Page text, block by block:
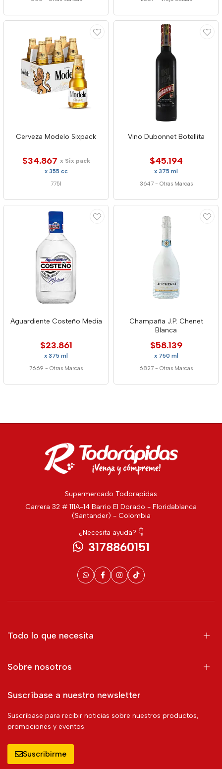
Cerveza Modelo Sixpack
$34.867 x Six pack
x 355 cc
7751
Vino Dubonnet Botellita
$45.194
x 375 ml
3647 - Otras Marcas
Aguardiente Costeño Media
$23.861
x 375 ml
7669 - Otras Marcas
Champaña J.P. Chenet
Blanca
$58.139
x 750 ml
6827 - Otras Marcas
Supermercado Todorapidas
Carrera 32 # 111A-14 Barrio El Dorado - Floridablanca
(Santander) - Colombia
¿Necesita ayuda? 👇
3178860151
Todo lo que necesita
Sobre nosotros
Suscríbase a nuestro newsletter
Suscríbase para recibir noticias sobre nuestros productos,
promociones y eventos.
Suscribirme